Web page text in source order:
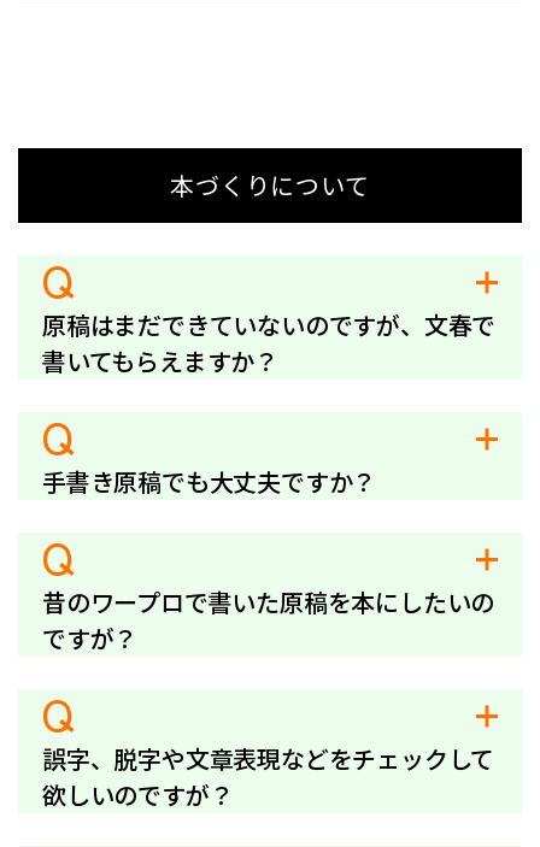
本づくりについて
Q
原稿はまだできていないのですが、文春で
書いてもらえますか？
Q
手書き原稿でも大丈夫ですか？
Q
昔のワープロで書いた原稿を本にしたいの
ですが？
Q
誤字、脱字や文章表現などをチェックして
欲しいのですが？